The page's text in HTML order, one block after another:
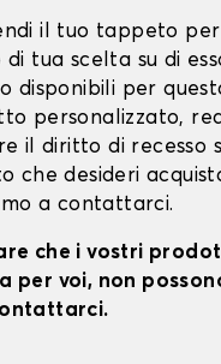
il tuo tappeto
tua scelta su di
disponibili per
personalizzato,
il diritto di recesso
che desideri
a contattarci.
che i vostri
per voi, non